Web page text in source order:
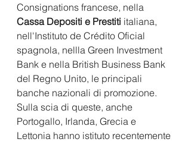
Consignations francese, nella
Cassa Depositi e Prestiti italiana,
nell'Instituto de Crédito Oficial
spagnola, nellla Green Investment
Bank e nella British Business Bank
del Regno Unito, le principali
banche nazionali di promozione.
Sulla scia di queste, anche
Portogallo, Irlanda, Grecia e
Lettonia hanno istituto recentemente